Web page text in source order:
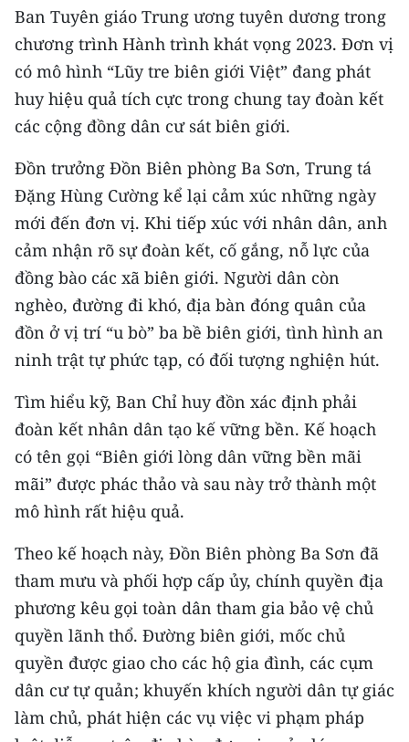
Trung du và miền núi phía Bắc
Đồng bằng sông Hồng
Bắc Trung Bộ
Nguyên
Đông Nam Bộ
Đồng bằng sông Cửu Long
Chuyên trang Hà Nội
Chuyên trang TP. Hồ Chí Minh
CHUYÊN ĐỀ
CÁC CHUYÊN TRANG
VỀ BÁO NHÂN DÂN
THỜI NAY
NHÂN DÂN CUỐI TUẦN
NHÂN DÂN HẰNG THÁNG
MUA BÁO
ĐỌC BÁO IN
Ban Tuyên giáo Trung ương tuyên dương trong
chương trình Hành trình khát vọng 2023. Đơn vị
có mô hình “Lũy tre biên giới Việt” đang phát
huy hiệu quả tích cực trong chung tay đoàn kết
các cộng đồng dân cư sát biên giới.
Đồn trưởng Đồn Biên phòng Ba Sơn, Trung tá
Đặng Hùng Cường kể lại cảm xúc những ngày
mới đến đơn vị. Khi tiếp xúc với nhân dân, anh
cảm nhận rõ sự đoàn kết, cố gắng, nỗ lực của
đồng bào các xã biên giới. Người dân còn
nghèo, đường đi khó, địa bàn đóng quân của
đồn ở vị trí “u bò” ba bề biên giới, tình hình an
ninh trật tự phức tạp, có đối tượng nghiện hút.
Tìm hiểu kỹ, Ban Chỉ huy đồn xác định phải
đoàn kết nhân dân tạo kế vững bền. Kế hoạch
có tên gọi “Biên giới lòng dân vững bền mãi
mãi” được phác thảo và sau này trở thành một
mô hình rất hiệu quả.
Theo kế hoạch này, Đồn Biên phòng Ba Sơn đã
tham mưu và phối hợp cấp ủy, chính quyền địa
phương kêu gọi toàn dân tham gia bảo vệ chủ
quyền lãnh thổ. Đường biên giới, mốc chủ
quyền được giao cho các hộ gia đình, các cụm
dân cư tự quản; khuyến khích người dân tự giác
làm chủ, phát hiện các vụ việc vi phạm pháp